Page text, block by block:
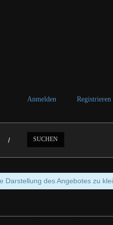
Anmelden Registrieren
/ SUCHEN
Darstellung des Angebotes zu